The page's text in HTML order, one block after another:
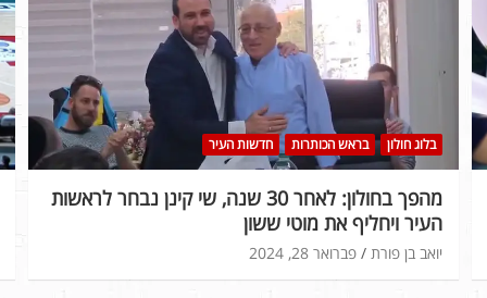
בלוג חולון בראש הכותרות חדשות העיר
מהפך בחולון: לאחר 30 שנה, שי קינן נבחר לראשות
העיר ויחליף את מוטי ששון
פברואר 28, 2024 יואב בן פורת